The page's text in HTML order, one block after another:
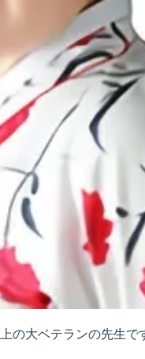
の大ベテランの先生で